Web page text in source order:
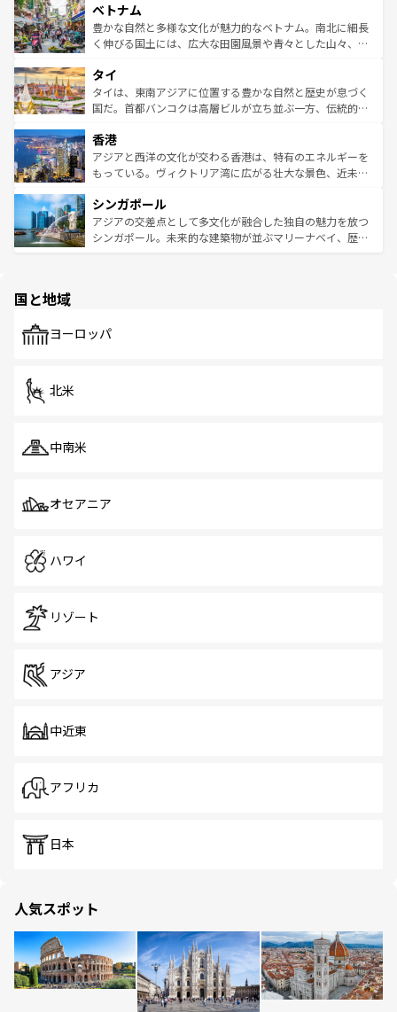
参照してほしい。
容にもいいと評判のスイーツなど、バラエティ豊かな料理
が味わえる。 なお、新着の台湾情報は コンテンツ一覧を参
照してほしい。
き、地方に足を延ばせば四季折々の自然美を楽しむことが
できる。そして、キムチや焼肉、絶品のストリートフード
まで、さまざまな韓国料理が待っている。夜には、韓国な
リティに包まれながら、韓国の多彩な魅力を心ゆくまで味
わってみてほしい。 なお、新着の韓国情報はコンテンツ一
覧を参照してほしい。
ベトナム
豊かな自然と多様な文化が魅力的なベトナム。南北に細長
く伸びる国土には、広大な田園風景や青々とした山々、世
急速な発展と共に伝統が息づく。ハノイの古い町並みやホ
ーチミン市のフランス統治時代の建物も、独特の雰囲気を
醸し出している。また、バラエティの豊かさとおいしさで
とつ。フォーやバインミー、ベトナムコーヒーなどは、ぜ
ひ現地で味わいたい。どの地域を訪れてもあたたかい人々
が旅行者を迎えてくれるので、きっと忘れられない旅にな
参照してほしい。
タイ
タイは、東南アジアに位置する豊かな自然と歴史が息づく
国だ。首都バンコクは高層ビルが立ち並ぶ一方、伝統的な
の活気が交差している。北部ではチェンマイなどの山岳地
帯で自然と触れ合い、南部ではプーケットやクラビの美し
いビーチでリゾート気分を楽しむことができる。タイ料理
激する。気候は一年中温暖で、どの季節にも異なる楽しみ
が待っている。親しみやすいタイの人々、仏教を中心とし
た文化、そして多様な観光資源が、訪れる旅人を魅了し続
香港
アジアと西洋の文化が交わる香港は、特有のエネルギーを
もっている。ヴィクトリア湾に広がる壮大な景色、近未来
み、どこを訪れても感動するはず。観光スポットが密集し
ており、効率よく見どころを回れるのも魅力。息をのむよ
うな絶景から文化的な体験まで、香港を存分に楽しみ尽く
シンガポール
アジアの交差点として多文化が融合した独自の魅力を放つ
シンガポール。未来的な建築物が並ぶマリーナベイ、歴史
で、ホーカーズは地元の風情を楽しめる外せないスポット
国と地域
ヨーロッパ
北米
中南米
オセアニア
ハワイ
リゾート
アジア
中近東
アフリカ
日本
人気スポット